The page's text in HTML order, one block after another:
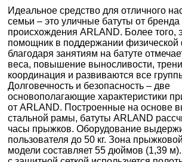
Идеальное средство для отличного
семьи – это уличные батуты от
происхождения ARLAND. Более того,
помощник в поддержании
благодаря занятиям на батуте
веса, повышение выносливости,
координация и развиваются все
Долговечность и безопасность – две
основополагающие характеристики
от ARLAND. Построенные на основе
стальной рамы, батуты ARLAND
часы прыжков. Оборудование
пользователя до 50 кг. Зона
модели составляет 55 дюймов (1,39